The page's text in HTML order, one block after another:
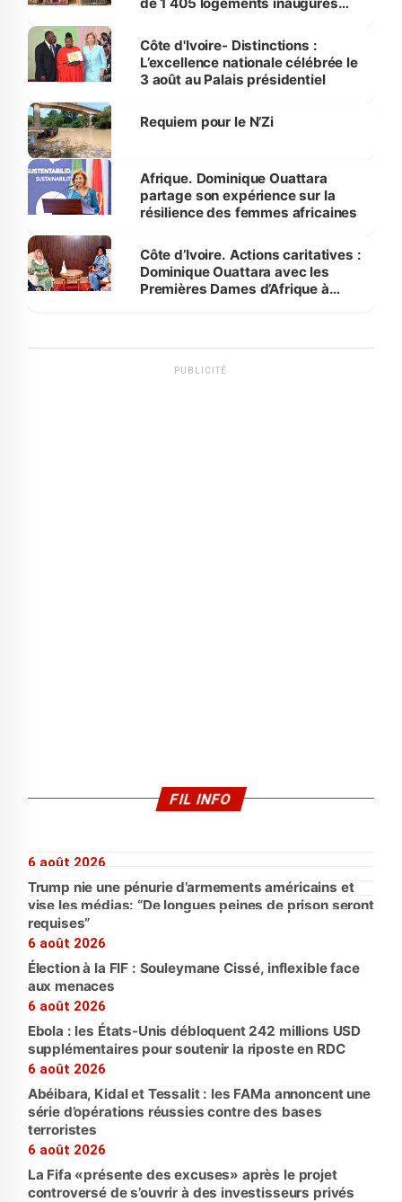
Bassam
Côte d'Ivoire- Distinctions :
L’excellence nationale célébrée le
3 août au Palais présidentiel
Requiem pour le N’Zi
Afrique. Dominique Ouattara
partage son expérience sur la
résilience des femmes africaines
Côte d’Ivoire. Actions caritatives :
Dominique Ouattara avec les
Premières Dames d’Afrique à
PUBLICITÉ
FIL INFO
6 août 2026
Trump nie une pénurie d’armements américains et
vise les médias: “De longues peines de prison seront
requises”
6 août 2026
Élection à la FIF : Souleymane Cissé, inflexible face
aux menaces
6 août 2026
Ebola : les États-Unis débloquent 242 millions USD
supplémentaires pour soutenir la riposte en RDC
6 août 2026
Abéibara, Kidal et Tessalit : les FAMa annoncent une
série d’opérations réussies contre des bases
terroristes
6 août 2026
La Fifa «présente des excuses» après le projet
controversé de s’ouvrir à des investisseurs privés